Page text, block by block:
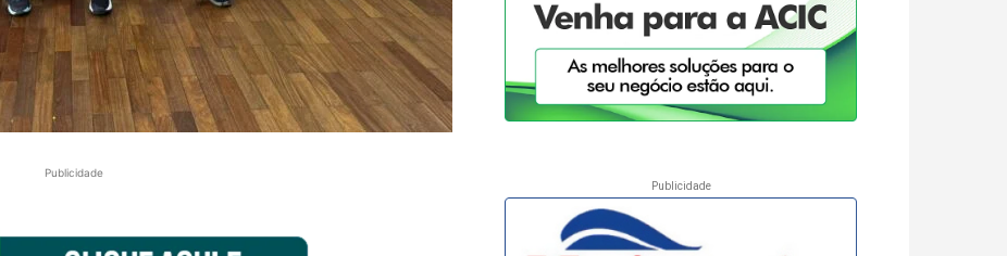
Publicidade
Publicidade